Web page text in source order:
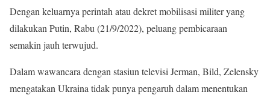
Dengan keluarnya perintah atau dekret mobilisasi militer yang
dilakukan Putin, Rabu (21/9/2022), peluang pembicaraan
semakin jauh terwujud.
Dalam wawancara dengan stasiun televisi Jerman, Bild, Zelensky
mengatakan Ukraina tidak punya pengaruh dalam menentukan